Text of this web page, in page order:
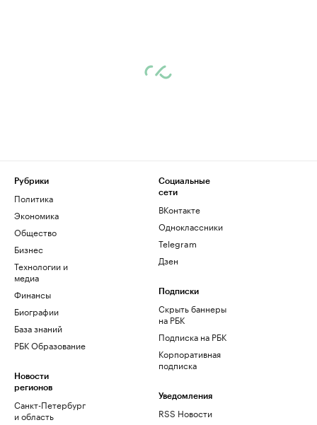
Рубрики
Политика
Экономика
Общество
Бизнес
Технологии и
медиа
Финансы
Биографии
База знаний
РБК Образование
Новости
регионов
Санкт-Петербург
и область
Социальные
сети
ВКонтакте
Одноклассники
Telegram
Дзен
Подписки
Скрыть баннеры
на РБК
Подписка на РБК
Корпоративная
подписка
Уведомления
RSS Новости